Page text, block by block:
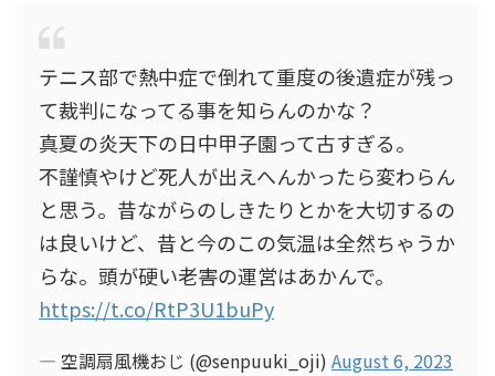
テニス部で熱中症で倒れて重度の後遺症が残っ
て裁判になってる事を知らんのかな？
真夏の炎天下の日中甲子園って古すぎる。
不謹慎やけど死人が出えへんかったら変わらん
と思う。昔ながらのしきたりとかを大切するの
は良いけど、昔と今のこの気温は全然ちゃうか
らな。頭が硬い老害の運営はあかんで。
https://t.co/RtP3U1buPy
— 空調扇風機おじ (@senpuuki_oji) August 6, 2023